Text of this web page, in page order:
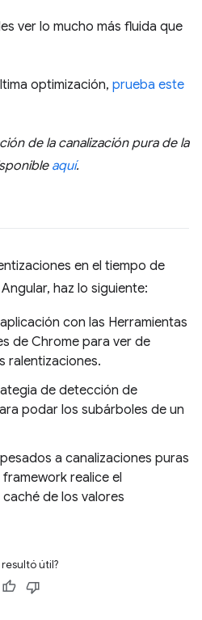
ver lo mucho más fluida que
optimización, prueba este
de la canalización pura de la
aquí.
en el tiempo de
haz lo siguiente:
con las Herramientas
de Chrome para ver de
ralentizaciones.
de detección de
podar los subárboles de un
a canalizaciones puras
realice el
de los valores
resultó útil?